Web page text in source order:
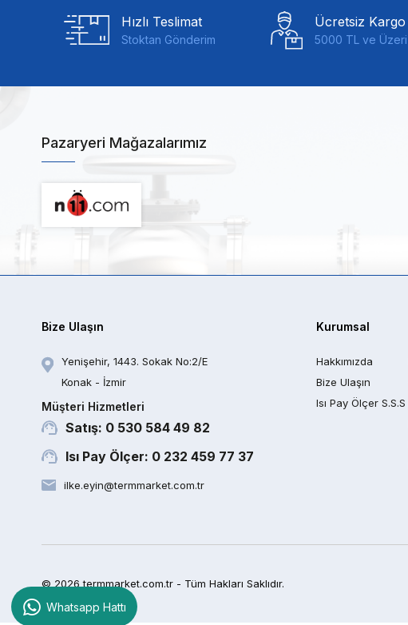
Hızlı Teslimat
Stoktan Gönderim
Ücretsiz Kargo
5000 TL ve Üzeri
Pazaryeri Mağazalarımız
Bize Ulaşın
Yenişehir, 1443. Sokak No:2/E
Konak - İzmir
Müşteri Hizmetleri
Satış: 0 530 584 49 82
Isı Pay Ölçer: 0 232 459 77 37
ilke.eyin@termmarket.com.tr
Kurumsal
Hakkımızda
Bize Ulaşın
Isı Pay Ölçer S.S.S
© 2026 termmarket.com.tr - Tüm Hakları Saklıdır.
Whatsapp Hattı